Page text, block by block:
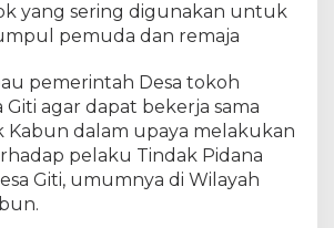
yang sering digunakan untuk
pemuda dan remaja
pemerintah Desa tokoh
Giti agar dapat bekerja sama
Kabun dalam upaya melakukan
pelaku Tindak Pidana
Giti, umumnya di Wilayah